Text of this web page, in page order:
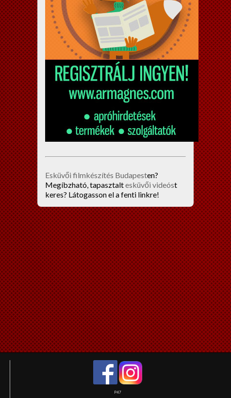
Esküvői filmkészítés Budapesten?
Megíbzható, tapasztaltesküvői videóst
keres? Látogasson el a fenti linkre!
P47